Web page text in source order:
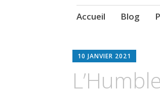
Aller
principal
Accueil Blog
10 JANVIER 2021